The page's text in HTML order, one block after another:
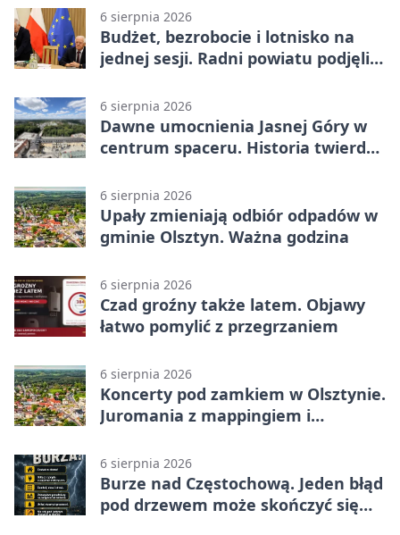
meczu III rundy eliminacji
6 sierpnia 2026
Budżet, bezrobocie i lotnisko na
jednej sesji. Radni powiatu podjęli
6 sierpnia 2026
Dawne umocnienia Jasnej Góry w
centrum spaceru. Historia twierdzy
6 sierpnia 2026
Upały zmieniają odbiór odpadów w
gminie Olsztyn. Ważna godzina
6 sierpnia 2026
Czad groźny także latem. Objawy
łatwo pomylić z przegrzaniem
6 sierpnia 2026
Koncerty pod zamkiem w Olsztynie.
Juromania z mappingiem i
6 sierpnia 2026
Burze nad Częstochową. Jeden błąd
pod drzewem może skończyć się